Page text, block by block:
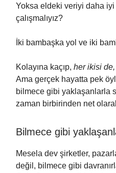
Yoksa eldeki veriyi daha
çalışmalıyız?
İki bambaşka yol ve iki
Kolayına kaçıp, her ikisi de,
Ama gerçek hayatta pek
bilmece gibi yaklaşanlarla
zaman birbirinden net
Bilmece gibi
Mesela dev şirketler,
değil, bilmece gibi